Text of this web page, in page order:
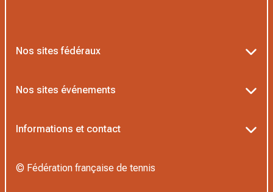
Nos sites fédéraux
Proshop FFT
Nos sites événements
Informations et contact
© Fédération française de tennis